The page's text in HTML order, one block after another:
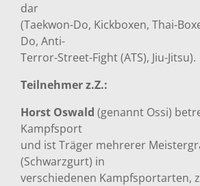
dar
(Taekwon-Do, Kickboxen, Thai-
Do, Anti-
Terror-Street-Fight (ATS), Jiu-Jitsu).
Teilnehmer z.Z.:
Horst Oswald (genannt Ossi)
Kampfsport
und ist Träger mehrerer
(Schwarzgurt) in
verschiedenen Kampfsportarten,